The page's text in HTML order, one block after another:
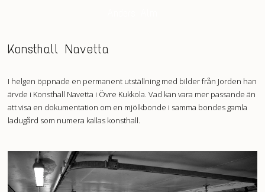
Konsthall Navetta
I helgen öppnade en permanent utställning med bilder från Jorden han
ärvde i Konsthall Navetta i Övre Kukkola. Vad kan vara mer passande än
att visa en dokumentation om en mjölkbonde i samma bondes gamla
ladugård som numera kallas konsthall.